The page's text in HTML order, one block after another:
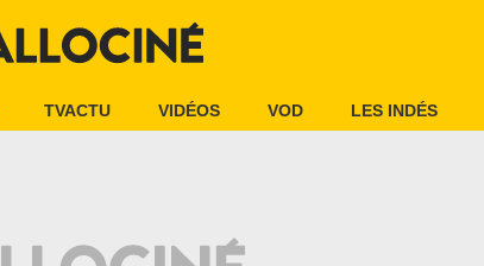
TVACTU VIDÉOS VOD LES INDÉS